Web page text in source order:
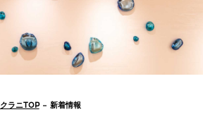
ラニTOP 新着情報